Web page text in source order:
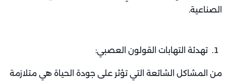
الصناعية.
تهدئة التهابات القولون العصبي:
من المشاكل الشائعة التي تؤثر على جودة الحياة هي متلازمة